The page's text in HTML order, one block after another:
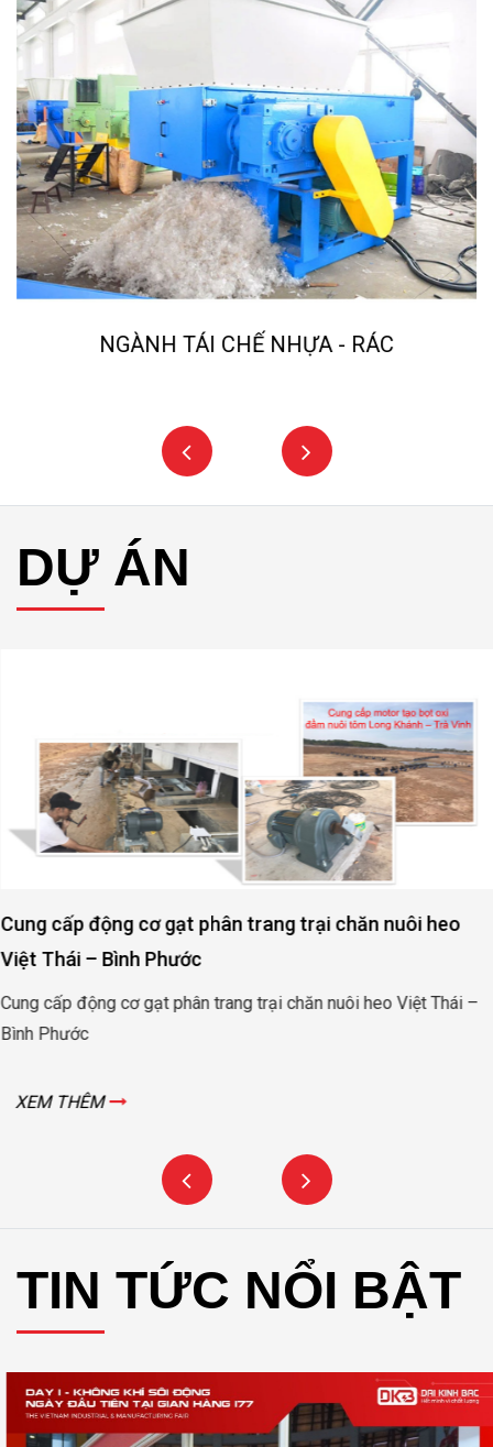
NGÀNH TÁI CHẾ NHỰA - RÁC
DỰ ÁN
Cung cấp động cơ gạt phân trang trại chăn nuôi heo
Việt Thái – Bình Phước
Cung cấp động cơ gạt phân trang trại chăn nuôi heo Việt Thái –
Bình Phước
XEM THÊM
TIN TỨC NỔI BẬT